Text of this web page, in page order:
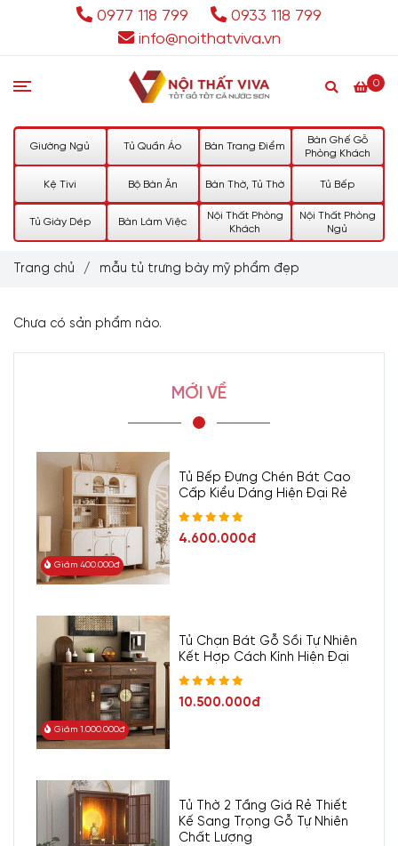
0977 118 799
0933 118 799
info@noithatviva.vn
0
Giường Ngủ Tủ Quần Áo Bàn Trang Điểm
Bàn Ghế Gỗ
Phòng Khách
Kệ Tivi Bộ Bàn Ăn Bàn Thờ, Tủ Thờ Tủ Bếp
Tủ Giày Dép Bàn Làm Việc
Nội Thất Phòng
Khách
Nội Thất Phòng
Ngủ
Trang chủ / mẫu tủ trưng bày mỹ phẩm đẹp
Chưa có sản phẩm nào.
MỚI VỀ
Giảm 400.000đ
Tủ Bếp Đựng Chén Bát Cao
Cấp Kiểu Dáng Hiện Đại Rẻ
4.600.000đ
Giảm 1.000.000đ
Tủ Chạn Bát Gỗ Sồi Tự Nhiên
Kết Hợp Cách Kính Hiện Đại
10.500.000đ
Tủ Thờ 2 Tầng Giá Rẻ Thiết
Kế Sang Trọng Gỗ Tự Nhiên
Chất Lượng